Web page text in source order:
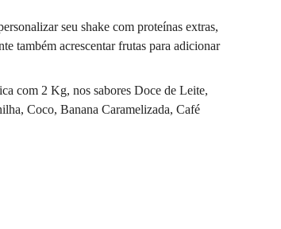
seu shake com proteínas extras,
também acrescentar frutas para adicionar
com 2 Kg, nos sabores Doce de Leite,
Coco, Banana Caramelizada, Café